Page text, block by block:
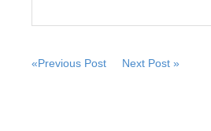
«Previous Post Next Post »